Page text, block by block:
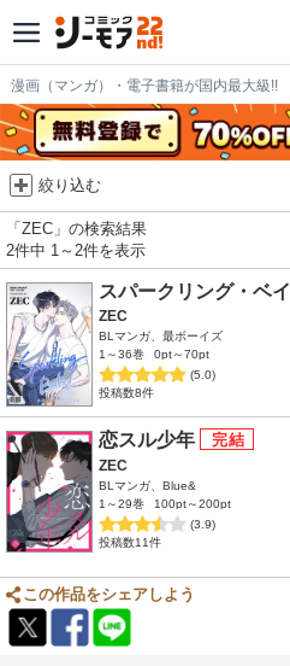
漫画（マンガ）・電子書籍が国内最大級!!
絞り込む
「ZEC」の検索結果
2件中 1～2件を表示
スパークリング・ベ
ZEC
BLマンガ、最ボーイズ
1～36巻
0pt～70pt
(5.0)
投稿数8件
恋スル少年
ZEC
BLマンガ、Blue&
1～29巻
100pt～200pt
(3.9)
投稿数11件
この作品をシェアしよう